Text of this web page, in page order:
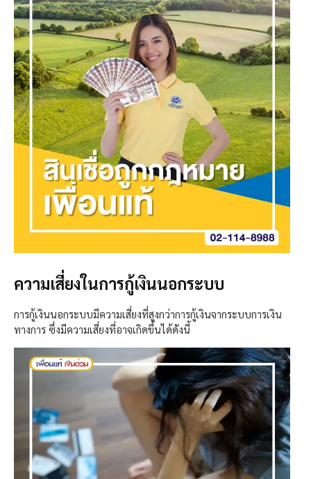
ความเสี่ยงในการกู้เงินนอกระบบ
การกู้เงินนอกระบบมีความเสี่ยงที่สูงกว่าการกู้เงินจากระบบการเงิน
ทางการ ซึ่งมีความเสี่ยงที่อาจเกิดขึ้นได้ดังนี้